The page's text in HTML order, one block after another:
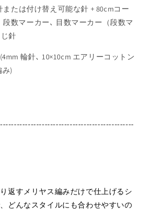
または付け替え可能な針 + 80cmコー
段数マーカー､ 目数マーカー（段数マ
針
輪針､ 10×10cm エアリーコットン
み)
返すメリヤス編みだけで仕上げるシ
どんなスタイルにも合わせやすいの